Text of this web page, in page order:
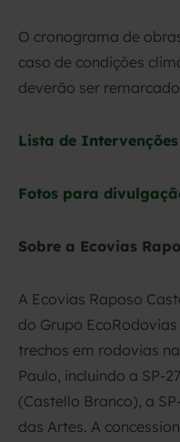
O cronograma de
caso de condições
deverão ser
Lista de Intervenções
Fotos para
Sobre a Ecovias
A Ecovias Raposo
do Grupo
trechos em rodovias
Paulo, incluindo a SP-
(Castello Branco), a
das Artes. A